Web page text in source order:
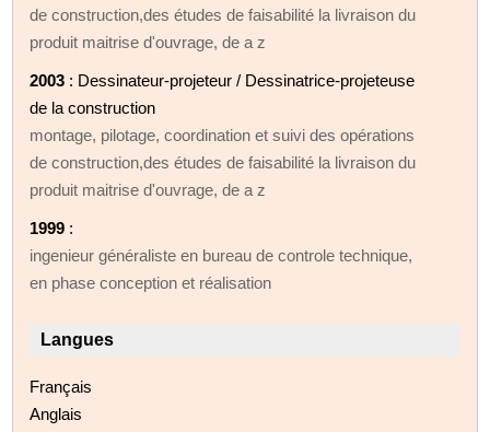
de construction,des études de faisabilité la livraison du
produit maitrise d'ouvrage, de a z
2003 : Dessinateur-projeteur / Dessinatrice-projeteuse
de la construction
montage, pilotage, coordination et suivi des opérations
de construction,des études de faisabilité la livraison du
produit maitrise d'ouvrage, de a z
1999 :
ingenieur généraliste en bureau de controle technique,
en phase conception et réalisation
Langues
Français
Anglais